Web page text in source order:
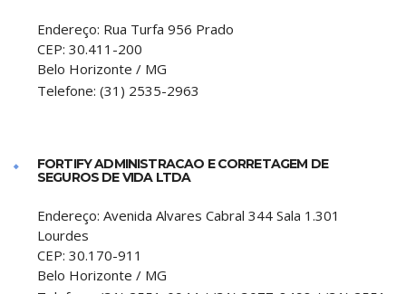
Endereço: Rua Turfa 956 Prado
CEP: 30.411-200
Belo Horizonte / MG
Telefone: (31) 2535-2963
FORTIFY ADMINISTRACAO E CORRETAGEM DE
SEGUROS DE VIDA LTDA
Endereço: Avenida Alvares Cabral 344 Sala 1.301
Lourdes
CEP: 30.170-911
Belo Horizonte / MG